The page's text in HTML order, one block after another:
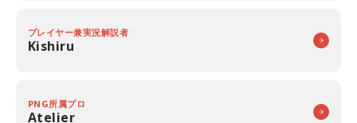
プレイヤー兼実況解説者
Kishiru
PNG所属プロ
Atelier